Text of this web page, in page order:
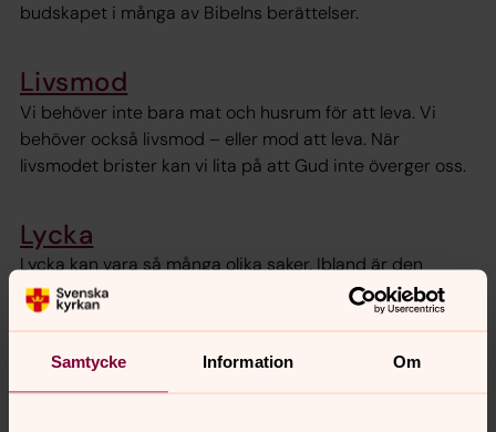
Samtycke Information Om
budskapet i många av Bibelns berättelser.
Livsmod
Vi behöver inte bara mat och husrum för att leva. Vi
behöver också livsmod – eller mod att leva. När
livsmodet brister kan vi lita på att Gud inte överger oss.
Lycka
Lycka kan vara så många olika saker. Ibland är den
lättare att se hos andra och vi blir olyckliga när vi jämför.
Men kanske kan vi finna lyckan i insikten om livets